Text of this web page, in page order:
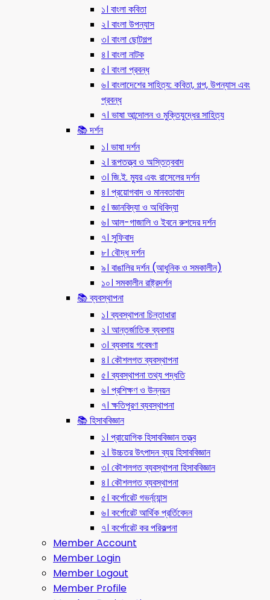
১। বাংলা কবিতা
২। বাংলা উপন্যাস
৩। বাংলা ছোটগল্প
৪। বাংলা নাটক
৫। বাংলা প্রবন্ধ
৬। বাংলাদেশের সাহিত্য: কবিতা, গল্প, উপন্যাস এবং
প্রবন্ধ
৭। ভাষা আন্দোলন ও মুক্তিযুদ্ধের সাহিত্য
📚 দর্শন
১। ভাষা দর্শন
২। রূপতত্ত্ব ও অস্তিত্ববাদ
৩। জি.ই. ম্যুর এবং রাসেলের দর্শন
৪। প্রয়োগবাদ ও মানবতাবাদ
৫। জ্ঞানবিদ্যা ও অধিবিদ্যা
৬। আল-গাজালি ও ইবনে রুশদের দর্শন
৭। সুফিবাদ
৮। বৌদ্ধ দর্শন
৯। বাঙালির দর্শন (আধুনিক ও সমকালীন)
১০। সমকালীন রাষ্ট্রদর্শন
📚 ব্যবস্থাপনা
১। ব্যবস্থাপনা চিন্তাধারা
২। আন্তর্জাতিক ব্যবসায়
৩। ব্যবসায় গবেষণা
৪। কৌশলগত ব্যবস্থাপনা
৫। ব্যবস্থাপনা তথ্য পদ্ধতি
৬। প্রশিক্ষণ ও উন্নয়ন
৭। ক্ষতিপূরণ ব্যবস্থাপনা
📚 হিসাববিজ্ঞান
১। প্রায়োগিক হিসাববিজ্ঞান তত্ত্ব
২। উচ্চতর উৎপাদন ব্যয় হিসাববিজ্ঞান
৩। কৌশলগত ব্যবস্থাপনা হিসাববিজ্ঞান
৪। কৌশলগত ব্যবস্থাপনা
৫। কর্পোরেট গভর্ন্য্যান্স
৬। কর্পোরেট আর্থিক প্রর্তিবেদন
৭। কর্পোরেট কর পরিকল্পনা
Member Account
Member Login
Member Logout
Member Profile